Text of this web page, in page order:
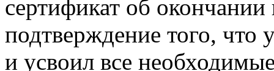
сертификат об
подтверждение того,
и усвоил все